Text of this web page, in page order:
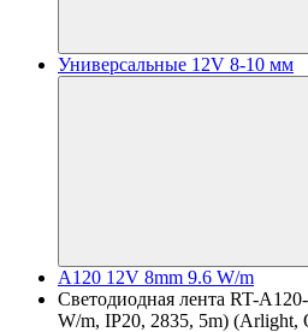
Универсальные 12V 8-10 мм
A120 12V 8mm 9.6 W/m
Светодиодная лента RT-
W/m, IP20, 2835, 5m)